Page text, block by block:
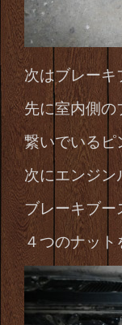
次はブレーキ
先に室内側の
繋いでいるピ
次にエンジン
ブレーキブー
４つのナット